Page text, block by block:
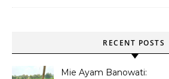
RECENT POSTS
Mie Ayam Banowati: